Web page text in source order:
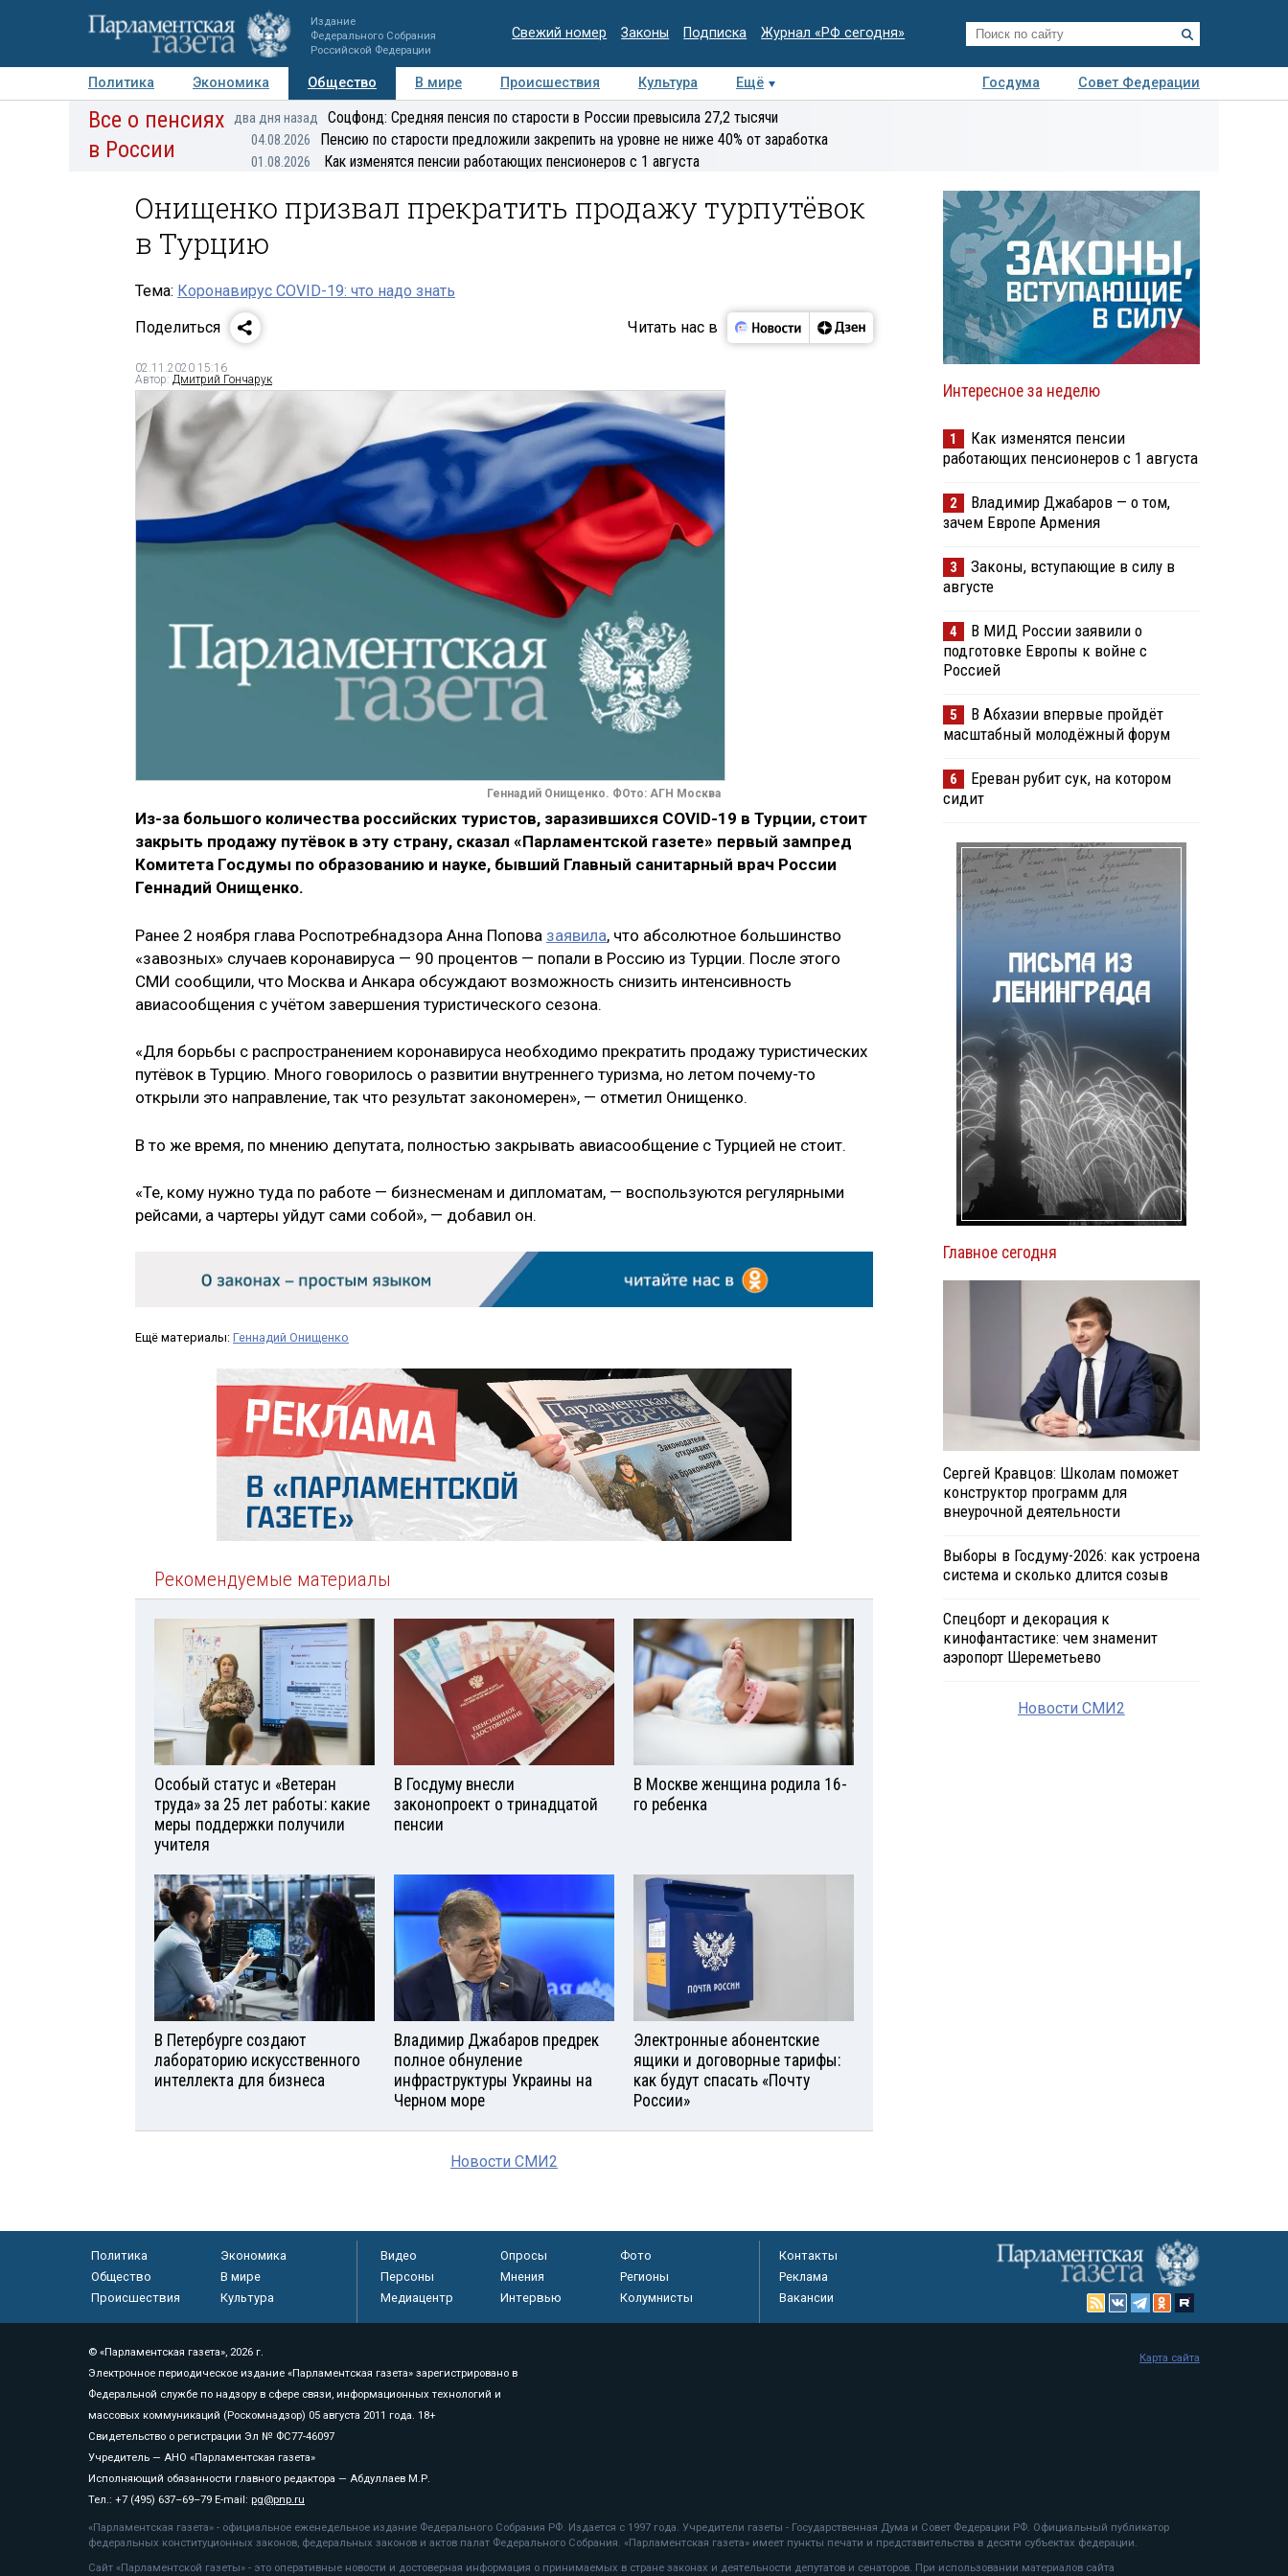
Издание
Федерального Собрания
Российской Федерации
Свежий номер Законы Подписка Журнал «РФ сегодня»
Политика Экономика Общество В мире Происшествия Культура Ещё Госдума
Совет Федерации
Авторы Персоны Мнения Регионы Медиацентр Интервью Колумнисты
Все о пенсиях
в России
два дня назад Соцфонд: Средняя пенсия по старости в России превысила 27,2 тысячи
04.08.2026 Пенсию по старости предложили закрепить на уровне не ниже 40% от заработка
01.08.2026 Как изменятся пенсии работающих пенсионеров с 1 августа
Онищенко призвал прекратить продажу турпутёвок
в Турцию
Тема: Коронавирус COVID-19: что надо знать
Поделиться
Читать нас в
02.11.2020 15:16
Автор: Дмитрий Гончарук
Геннадий Онищенко. ФОто: АГН Москва
Из-за большого количества российских туристов, заразившихся COVID-19 в Турции, стоит
закрыть продажу путёвок в эту страну, сказал «Парламентской газете» первый зампред
Комитета Госдумы по образованию и науке, бывший Главный санитарный врач России
Геннадий Онищенко.
Ранее 2 ноября глава Роспотребнадзора Анна Попова заявила, что абсолютное большинство
«завозных» случаев коронавируса — 90 процентов — попали в Россию из Турции. После этого
СМИ сообщили, что Москва и Анкара обсуждают возможность снизить интенсивность
авиасообщения с учётом завершения туристического сезона.
«Для борьбы с распространением коронавируса необходимо прекратить продажу туристических
путёвок в Турцию. Много говорилось о развитии внутреннего туризма, но летом почему-то
открыли это направление, так что результат закономерен», — отметил Онищенко.
В то же время, по мнению депутата, полностью закрывать авиасообщение с Турцией не стоит.
«Те, кому нужно туда по работе — бизнесменам и дипломатам, — воспользуются регулярными
рейсами, а чартеры уйдут сами собой», — добавил он.
Ещё материалы: Геннадий Онищенко
Рекомендуемые материалы
Особый статус и «Ветеран
труда» за 25 лет работы: какие
меры поддержки получили
учителя
В Госдуму внесли
законопроект о тринадцатой
пенсии
В Москве женщина родила 16-
го ребенка
В Петербурге создают
лабораторию искусственного
интеллекта для бизнеса
Владимир Джабаров предрек
полное обнуление
инфраструктуры Украины на
Черном море
Электронные абонентские
ящики и договорные тарифы:
как будут спасать «Почту
России»
Новости СМИ2
Интересное за неделю
1
Как изменятся пенсии
работающих пенсионеров с 1 августа
2
Владимир Джабаров — о том,
зачем Европе Армения
3
Законы, вступающие в силу в
августе
4
В МИД России заявили о
подготовке Европы к войне с
Россией
5
В Абхазии впервые пройдёт
масштабный молодёжный форум
6
Ереван рубит сук, на котором
сидит
Главное сегодня
Сергей Кравцов: Школам поможет
конструктор программ для
внеурочной деятельности
Выборы в Госдуму-2026: как устроена
система и сколько длится созыв
Спецборт и декорация к
кинофантастике: чем знаменит
аэропорт Шереметьево
Новости СМИ2
Политика
Экономика
Общество
В мире
Происшествия
Культура
Видео Опросы
Фото
Персоны
Мнения
Регионы
Медиацентр
Интервью Колумнисты
Контакты
Реклама
Вакансии
© «Парламентская газета», 2026 г.
Электронное периодическое издание «Парламентская газета» зарегистрировано в
Федеральной службе по надзору в сфере связи, информационных технологий и
массовых коммуникаций (Роскомнадзор) 05 августа 2011 года. 18+
Свидетельство о регистрации Эл № ФС77-46097
Учредитель — АНО «Парламентская газета»
Исполняющий обязанности главного редактора — Абдуллаев М.Р.
Тел.: +7 (495) 637–69–79 E-mail: pg@pnp.ru
«Парламентская газета» - официальное еженедельное издание Федерального Собрания РФ. Издается с 1997 года. Учредители газеты - Государственная Дума и Совет Федерации РФ. Официальный публикатор
федеральных конституционных законов, федеральных законов и актов палат Федерального Собрания. «Парламентская газета» имеет пункты печати и представительства в десяти субъектах федерации.
Сайт «Парламентской газеты» - это оперативные новости и достоверная информация о принимаемых в стране законах и деятельности депутатов и сенаторов. При использовании материалов сайта
Карта сайта